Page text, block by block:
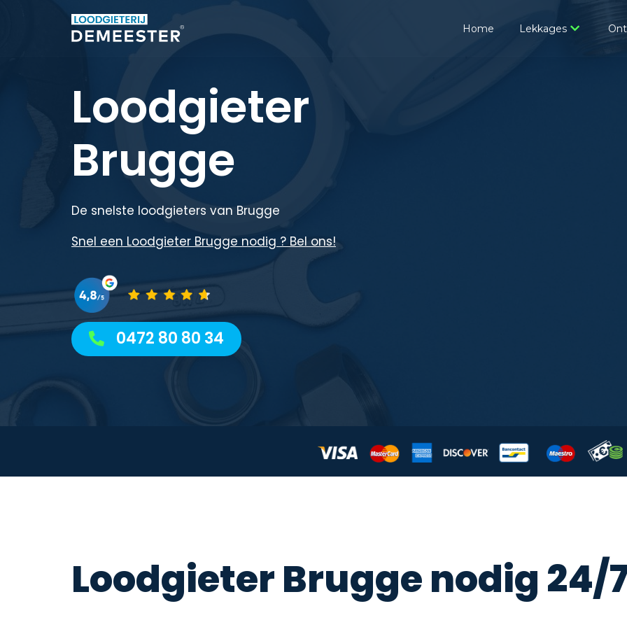
Home Lekkages
Loodgieter
Brugge
De snelste loodgieters van Brugge
Snel een Loodgieter Brugge nodig ? Bel ons!
0472 80 80 34
Loodgieter Brugge nodig 24/